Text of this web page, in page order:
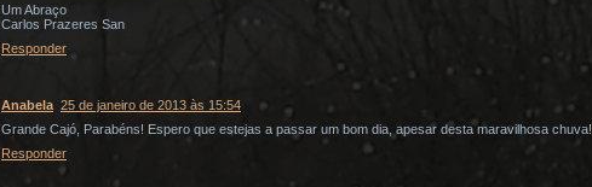
Um Abraço
Carlos Prazeres San
Responder
Anabela 25 de janeiro de 2013 às 15:54
Grande Cajó, Parabéns! Espero que estejas a passar um bom dia, apesar desta maravilhosa chuva!
Responder